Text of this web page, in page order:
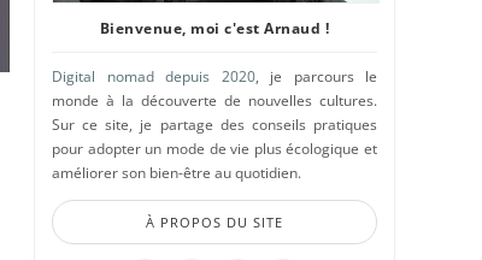
Bienvenue, moi c'est Arnaud !
Digital nomad depuis 2020, je parcours le
monde à la découverte de nouvelles cultures.
Sur ce site, je partage des conseils pratiques
pour adopter un mode de vie plus écologique et
améliorer son bien-être au quotidien.
À PROPOS DU SITE